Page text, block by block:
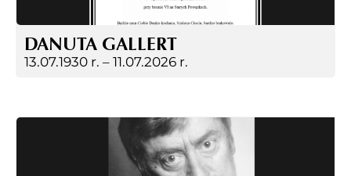
DANUTA GALLERT
13.07.1930 r. – 11.07.2026 r.